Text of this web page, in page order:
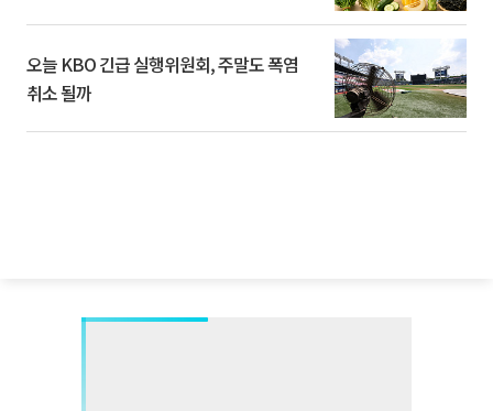
오늘 KBO 긴급 실행위원회, 주말도 폭염
취소 될까